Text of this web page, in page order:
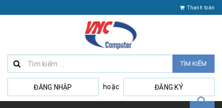
Thanh toán
TÌM KIẾM
ĐĂNG NHẬP hoặc ĐĂNG KÝ